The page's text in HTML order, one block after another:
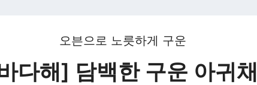
오븐으로 노릇하게 구운
다해] 담백한 구운 아귀채